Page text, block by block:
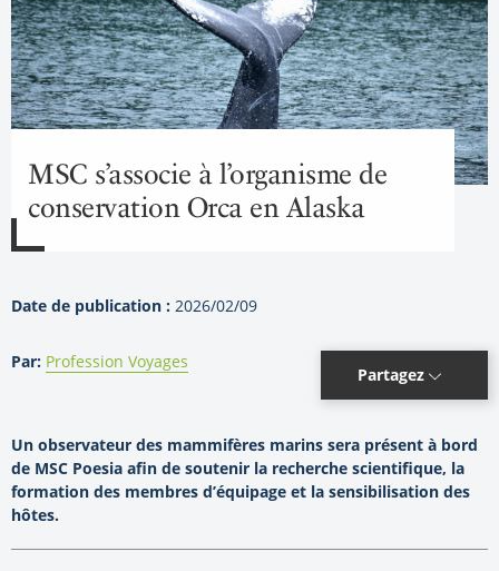
MSC s’associe à l’organisme de
conservation Orca en Alaska
Date de publication : 2026/02/09
Par: Profession Voyages
Partagez
Un observateur des mammifères marins sera présent à bord
de MSC Poesia afin de soutenir la recherche scientifique, la
formation des membres d’équipage et la sensibilisation des
hôtes.